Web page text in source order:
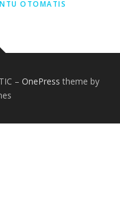
OTOMATIS
– OnePress theme by